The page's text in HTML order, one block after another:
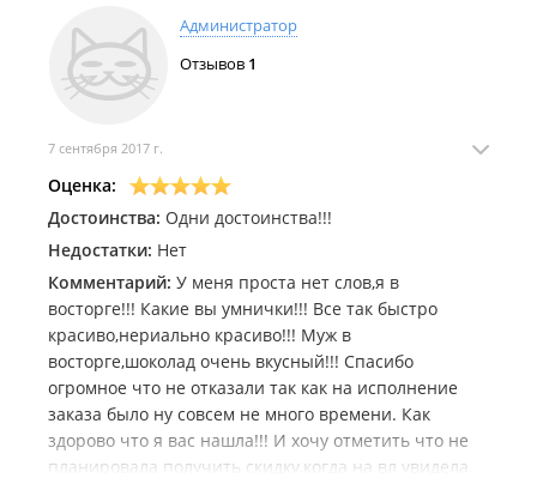
вообще заоблачная. Не могу сказать, что не
рекомендую, но в качестве подарка рассматривала
бы как красивую картинку, а не как шоколадную
продукцию.
Администратор
Отзывов 1
7 сентября 2017 г.
Оценка:
Достоинства: Одни достоинства!!!
Недостатки: Нет
Комментарий: У меня проста нет слов,я в
восторге!!! Какие вы умнички!!! Все так быстро
красиво,нериально красиво!!! Муж в
восторге,шоколад очень вкусный!!! Спасибо
огромное что не отказали так как на исполнение
заказа было ну совсем не много времени. Как
здорово что я вас нашла!!! И хочу отметить что не
планировала получить скидку,когда на вл увидела